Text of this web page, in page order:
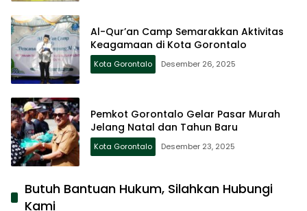
Al-Qur’an Camp Semarakkan Aktivitas
Keagamaan di Kota Gorontalo
Kota Gorontalo Desember 26, 2025
Pemkot Gorontalo Gelar Pasar Murah
Jelang Natal dan Tahun Baru
Kota Gorontalo Desember 23, 2025
Butuh Bantuan Hukum, Silahkan Hubungi
Kami